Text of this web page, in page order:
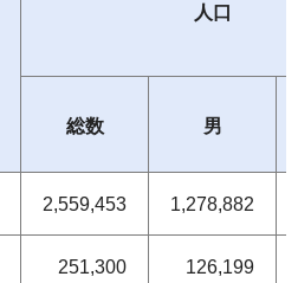
人口
総数 男
2,559,453 1,278,882
251,300 126,199